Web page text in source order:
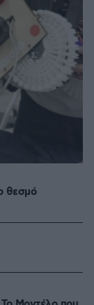
θεσμό